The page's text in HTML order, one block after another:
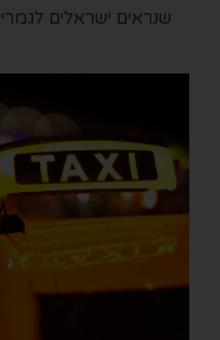
שנראים ישראלים לגמרי.